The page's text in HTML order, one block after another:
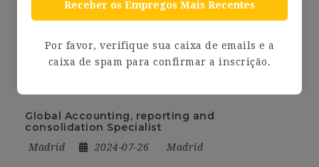
Ver más 2 años ago
Global Accounting, reporting and
consolidation Specialist
Madrid 2024-07-26 Madrid
Receber os Empregos Mais Recentes
Por favor, verifique sua caixa de emails e a
caixa de spam para confirmar a inscrição.